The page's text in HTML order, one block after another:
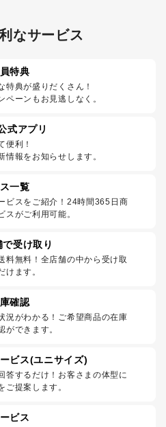
なサービス
特典
特典が盛りだくさん！
ペーンもお見逃しなく。
式アプリ
便利！
情報をお知らせします。
一覧
ビスをご紹介！24時間365日商
スがご利用可能。
受け取り
料無料！全店舗の中から受け取
けます。
確認
況がわかる！ご希望商品の在庫
ができます。
ビス(ユニサイズ)
答するだけ！お客さまの体型に
ご提案します。
ビス